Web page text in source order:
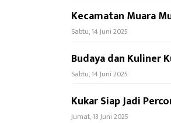
Kecamatan Muara
Sabtu, 14 Juni 2025
Budaya dan Kuliner
Sabtu, 14 Juni 2025
Kukar Siap Jadi
Jumat, 13 Juni 2025